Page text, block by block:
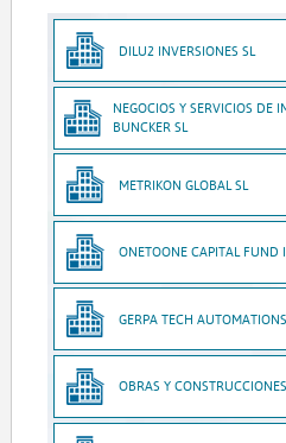
DILU2 INVERSIONES SL
NEGOCIOS Y SERVICIOS DE
BUNCKER SL
METRIKON GLOBAL SL
ONETOONE CAPITAL FUND
GERPA TECH AUTOMATIONS
OBRAS Y